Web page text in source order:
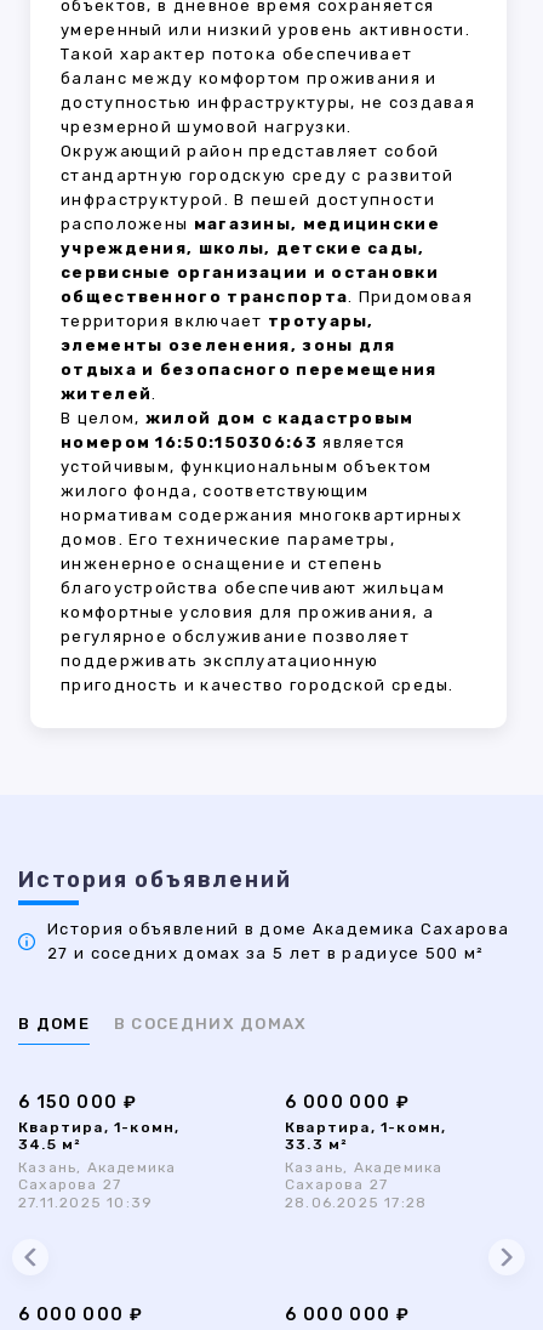
объектов, в дневное время сохраняется
умеренный или низкий уровень активности.
Такой характер потока обеспечивает
баланс между комфортом проживания и
доступностью инфраструктуры, не создавая
чрезмерной шумовой нагрузки.
Окружающий район представляет собой
стандартную городскую среду с развитой
инфраструктурой. В пешей доступности
расположены магазины, медицинские
учреждения, школы, детские сады,
сервисные организации и остановки
общественного транспорта. Придомовая
территория включает тротуары,
элементы озеленения, зоны для
отдыха и безопасного перемещения
жителей.
В целом, жилой дом с кадастровым
номером 16:50:150306:63 является
устойчивым, функциональным объектом
жилого фонда, соответствующим
нормативам содержания многоквартирных
домов. Его технические параметры,
инженерное оснащение и степень
благоустройства обеспечивают жильцам
комфортные условия для проживания, а
регулярное обслуживание позволяет
поддерживать эксплуатационную
пригодность и качество городской среды.
История объявлений
История объявлений в доме Академика Сахарова
27 и соседних домах за 5 лет в радиусе 500 м²
В ДОМЕ В СОСЕДНИХ ДОМАХ
6 150 000 ₽
Квартира, 1-комн,
34.5 м²
Казань, Академика
Сахарова 27
27.11.2025 10:39
6 000 000 ₽
Квартира, 1-комн,
33.3 м²
Казань, Академика
Сахарова 27
28.06.2025 17:28
6 000 000 ₽ 6 000 000 ₽